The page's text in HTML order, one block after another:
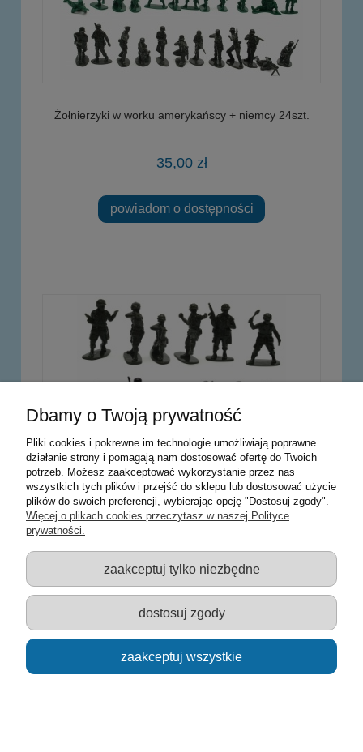
Żołnierzyki w worku amerykańscy + niemcy 24szt.
35,00 zł
powiadom o dostępności
Żołnierzyki w worku amerykańscy + niemcy
powiadom o dostępności
Dbamy o Twoją prywatność
Pliki cookies i pokrewne im technologie umożliwiają poprawne
działanie strony i pomagają nam dostosować ofertę do Twoich
potrzeb. Możesz zaakceptować wykorzystanie przez nas
wszystkich tych plików i przejść do sklepu lub dostosować użycie
plików do swoich preferencji, wybierając opcję "Dostosuj zgody".
Więcej o plikach cookies przeczytasz w naszej Polityce
prywatności.
zaakceptuj tylko niezbędne
dostosuj zgody
zaakceptuj wszystkie